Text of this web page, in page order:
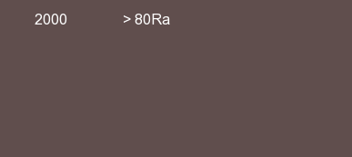
2000 > 80Ra